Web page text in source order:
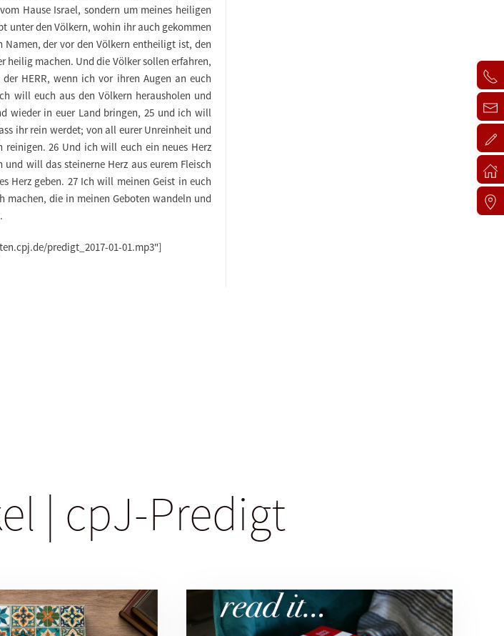
Hause Israel, sondern um meines heiligen
unter den Völkern, wohin ihr auch gekommen
der vor den Völkern entheiligt ist, den
machen. Und die Völker sollen erfahren,
HERR, wenn ich vor ihren Augen an euch
will euch aus den Völkern herausholen und
wieder in euer Land bringen, 25 und ich will
ihr rein werdet; von all eurer Unreinheit und
26 Und ich will euch ein neues Herz
und will das steinerne Herz aus eurem Fleisch
Herz geben. 27 Ich will meinen Geist in euch
machen, die in meinen Geboten wandeln und
predigt_2017-01-01.mp3"]
| cpJ-Predigt